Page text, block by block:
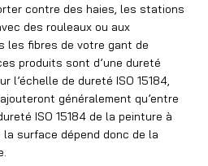
contre des haies, les stations
des rouleaux ou aux
les fibres de votre gant de
produits sont d’une dureté
l’échelle de dureté ISO 15184,
généralement qu’entre
ISO 15184 de la peinture à
surface dépend donc de la